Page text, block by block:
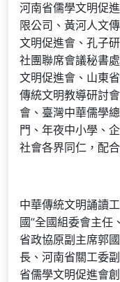
河南省儒學文明促
限公司、黃河人文
文明促進會、孔子
社團聯席會議秘書
文明促進會、山東
傳統文明教導研討
會、臺灣中華儒學
門、年夜中小學、
社會各界同仁，配
中華傳統文明誦讀
國”全國組委會主任
省政協原副主席郭
長、河南省關工委
省儒學文明促進會